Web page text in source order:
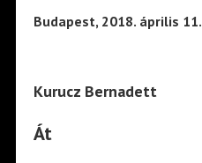
Budapest, 2018. április 11.
Kurucz Bernadett
Át